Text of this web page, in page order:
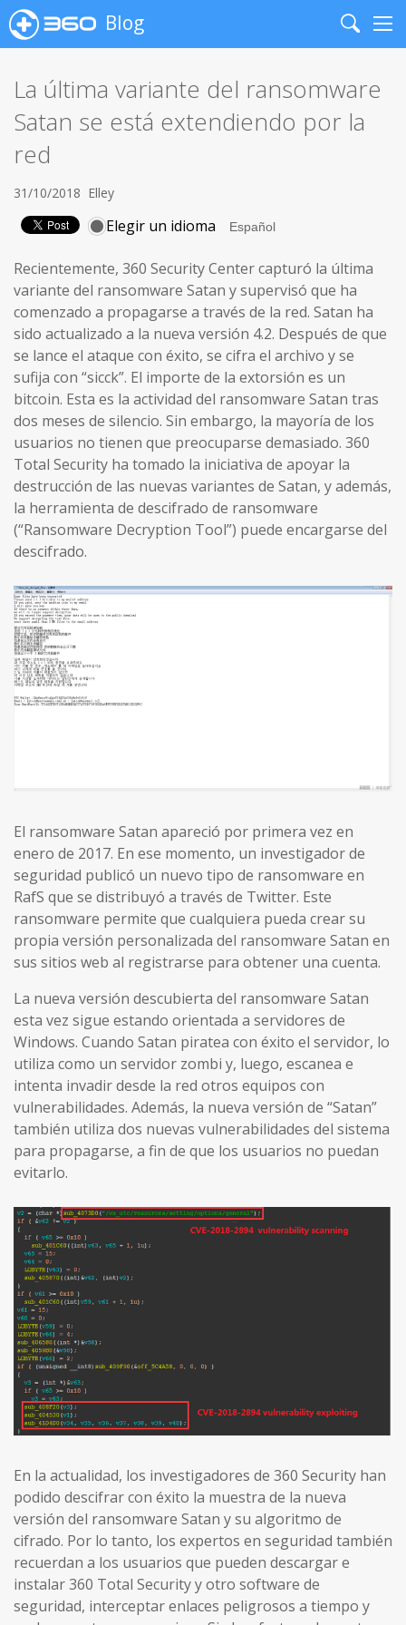
Blog
Search
La última variante del ransomware
Satan se está extendiendo por la
red
31/10/2018 Elley
Elegir un idioma
Recientemente, 360 Security Center capturó la última
variante del ransomware Satan y supervisó que ha
comenzado a propagarse a través de la red. Satan ha
sido actualizado a la nueva versión 4.2. Después de que
se lance el ataque con éxito, se cifra el archivo y se
sufija con “sicck”. El importe de la extorsión es un
bitcoin. Esta es la actividad del ransomware Satan tras
dos meses de silencio. Sin embargo, la mayoría de los
usuarios no tienen que preocuparse demasiado. 360
Total Security ha tomado la iniciativa de apoyar la
destrucción de las nuevas variantes de Satan, y además,
la herramienta de descifrado de ransomware
(“Ransomware Decryption Tool”) puede encargarse del
descifrado.
El ransomware Satan apareció por primera vez en
enero de 2017. En ese momento, un investigador de
seguridad publicó un nuevo tipo de ransomware en
RafS que se distribuyó a través de Twitter. Este
ransomware permite que cualquiera pueda crear su
propia versión personalizada del ransomware Satan en
sus sitios web al registrarse para obtener una cuenta.
La nueva versión descubierta del ransomware Satan
esta vez sigue estando orientada a servidores de
Windows. Cuando Satan piratea con éxito el servidor, lo
utiliza como un servidor zombi y, luego, escanea e
intenta invadir desde la red otros equipos con
vulnerabilidades. Además, la nueva versión de “Satan”
también utiliza dos nuevas vulnerabilidades del sistema
para propagarse, a fin de que los usuarios no puedan
evitarlo.
En la actualidad, los investigadores de 360 Security han
podido descifrar con éxito la muestra de la nueva
versión del ransomware Satan y su algoritmo de
cifrado. Por lo tanto, los expertos en seguridad también
recuerdan a los usuarios que pueden descargar e
instalar 360 Total Security y otro software de
seguridad, interceptar enlaces peligrosos a tiempo y